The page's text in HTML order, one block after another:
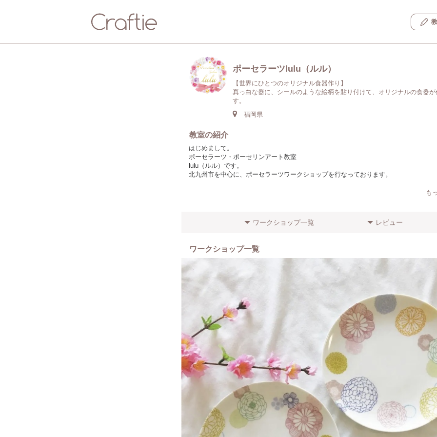
ポーセラーツlulu（ルル）
【世界にひとつのオリジナル食器作り】
真っ白な器に、シールのような絵柄を貼り付けて、オリジナルの食器が
す。
福岡県
教室の紹介
はじめまして。
ポーセラーツ・ポーセリンアート教室
lulu（ルル）です。
北九州市を中心に、ポーセラーツワークショップを行なっております。
◉絵に自信がないけど…？
初めての方でも、素敵な作品が完成するようフォローさせていただきます。
◉子供でもできる？
大人の方からお子さままで、ご参加いただけます。ハサミを使います。小学生未満の
場合、保護者さまのフォローが必要となります。
講師自宅の専用の窯にて焼成が必要です。
講座当日の作品のお持ち帰りはできません。
◉講師はどんな人？
小学生の男の子、幼稚園児の女の子のママです。
夫の転勤で北九州に来ました。
かわいいもの、食器、ハンドメイドが好きです♡
ヴォーグ社認定ポーセラーツインストラクター
趣味を探している方♡
ポーセラーツに興味がある方♡
ぜひ一度体験してみませんか？
お会いできることを楽しみにしております。
も
ワークショップ一覧 レビュー
ワークショップ一覧